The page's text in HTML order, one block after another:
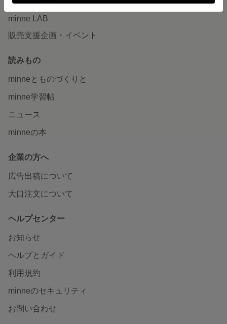
minne PLUS
minne LAB
販売支援企画・イベント
読みもの
minneとものづくりと
minne学習帖
ニュース
minneの本
企業の方へ
広告出稿について
大口注文について
ヘルプセンター
お知らせ
ヘルプとガイド
利用規約
minneのセキュリティ
お問い合わせ